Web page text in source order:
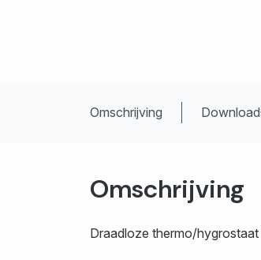
Omschrijving
Omschrijving
Draadloze thermo/